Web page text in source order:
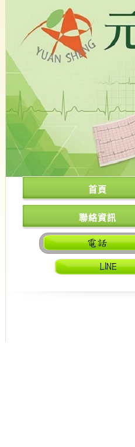
首頁
聯絡資訊